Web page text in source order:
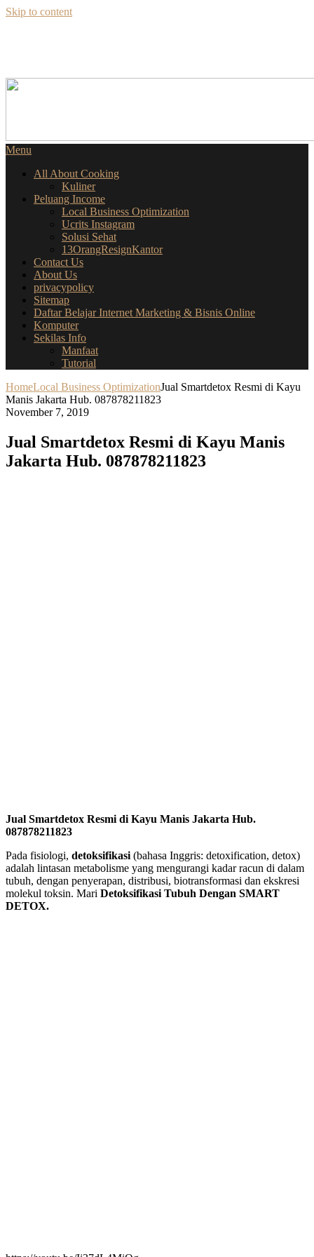
Skip to content
Menu
All About Cooking
Kuliner
Peluang Income
Local Business Optimization
Ucrits Instagram
Solusi Sehat
13OrangResignKantor
Contact Us
About Us
privacypolicy
Sitemap
Daftar Belajar Internet Marketing & Bisnis Online
Komputer
Sekilas Info
Manfaat
Tutorial
HomeLocal Business OptimizationJual Smartdetox Resmi di Kayu
Manis Jakarta Hub. 087878211823
November 7, 2019
Jual Smartdetox Resmi di Kayu Manis
Jakarta Hub. 087878211823
Jual Smartdetox Resmi di Kayu Manis Jakarta Hub.
087878211823
Pada fisiologi, detoksifikasi (bahasa Inggris: detoxification, detox)
adalah lintasan metabolisme yang mengurangi kadar racun di dalam
tubuh, dengan penyerapan, distribusi, biotransformasi dan ekskresi
molekul toksin. Mari Detoksifikasi Tubuh Dengan SMART
DETOX.